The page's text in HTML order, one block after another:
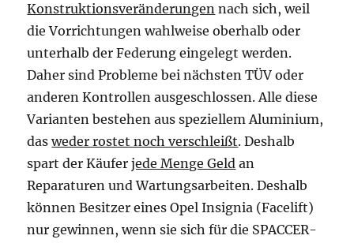
Konstruktionsveränderungen nach sich, weil
die Vorrichtungen wahlweise oberhalb oder
unterhalb der Federung eingelegt werden.
Daher sind Probleme bei nächsten TÜV oder
anderen Kontrollen ausgeschlossen. Alle diese
Varianten bestehen aus speziellem Aluminium,
dasweder rostet noch verschleißt. Deshalb
spart der Käuferjede Menge Geld an
Reparaturen und Wartungsarbeiten. Deshalb
können Besitzer eines Opel Insignia (Facelift)
nur gewinnen, wenn sie sich für die SPACCER-